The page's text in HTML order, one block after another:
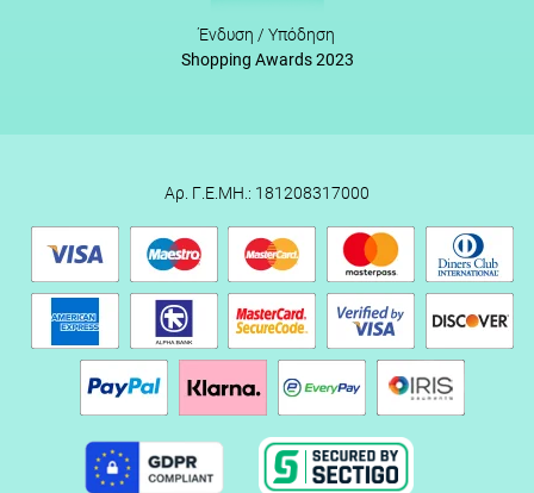
Ένδυση / Υπόδηση
Shopping Awards 2023
Αρ. Γ.Ε.ΜΗ.: 181208317000